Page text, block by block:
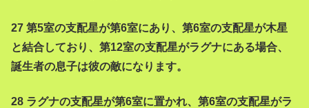
27 第5室の支配星が第6室にあり、第6室の支配星が木星
と結合しており、第12室の支配星がラグナにある場合、
誕生者の息子は彼の敵になります。
28 ラグナの支配星が第6室に置かれ、第6室の支配星がラ